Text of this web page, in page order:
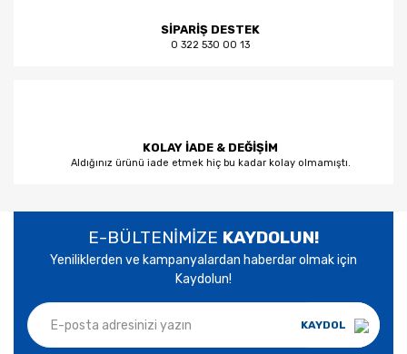
SİPARİŞ DESTEK
0 322 530 00 13
KOLAY İADE & DEĞİŞİM
Aldığınız ürünü iade etmek hiç bu kadar kolay olmamıştı.
E-BÜLTENİMİZE KAYDOLUN!
Yeniliklerden ve kampanyalardan haberdar olmak için
Kaydolun!
KAYDOL